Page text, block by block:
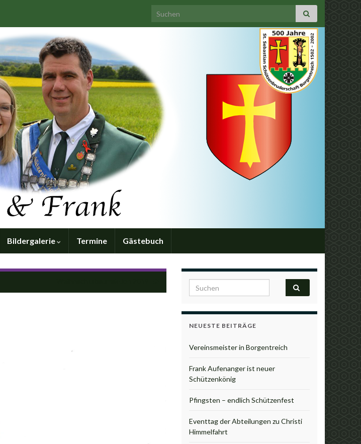
Search for:
Bildergalerie Termine Gästebuch
Search for:
NEUESTE BEITRÄGE
Vereinsmeister in Borgentreich
Frank Aufenanger ist neuer
Schützenkönig
Pfingsten – endlich Schützenfest
Eventtag der Abteilungen zu Christi
Himmelfahrt